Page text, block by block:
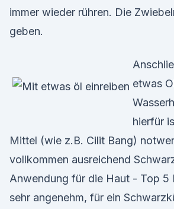
immer wieder rühren. Die
geben.
etwas
hierfür
Mittel (wie z.B. Cilit Bang)
vollkommen ausreichend
Anwendung für die Haut - Top 5
sehr angenehm, für ein